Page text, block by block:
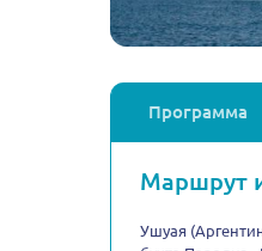
Программа
Маршрут
Ушуая